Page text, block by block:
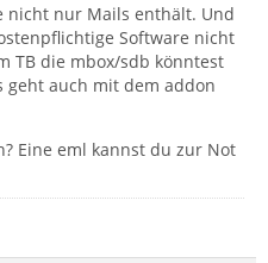
nicht nur Mails enthält. Und
Software nicht
TB die mbox/sdb könntest
geht auch mit dem addon
Eine eml kannst du zur Not